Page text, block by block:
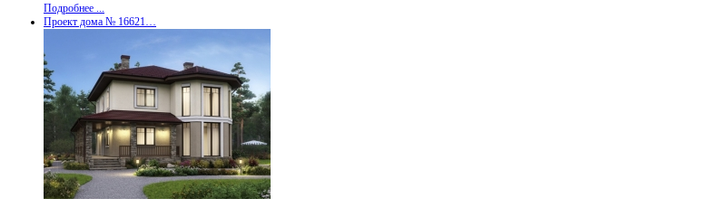
Подробнее ...
Проект дома № 16621…